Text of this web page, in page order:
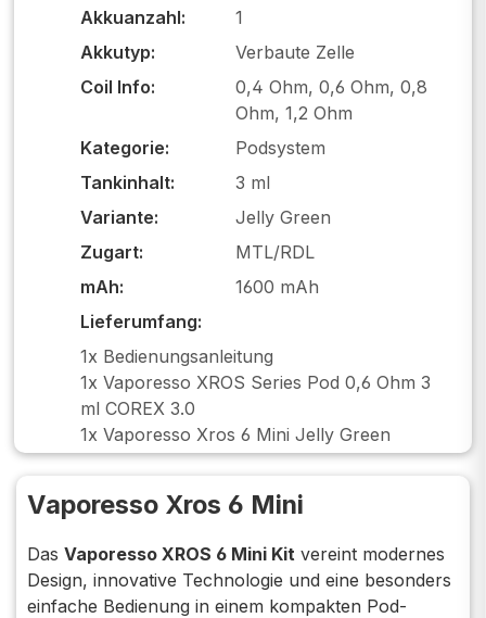
Akkuanzahl:
1
Akkutyp:
Verbaute Zelle
Coil Info:
0,4 Ohm, 0,6 Ohm, 0,8
Ohm, 1,2 Ohm
Kategorie:
Podsystem
Tankinhalt:
3 ml
Variante:
Jelly Green
Zugart:
MTL/RDL
mAh:
1600 mAh
Lieferumfang:
1x Bedienungsanleitung
1x Vaporesso XROS Series Pod 0,6 Ohm 3
ml COREX 3.0
1x Vaporesso Xros 6 Mini Jelly Green
Vaporesso Xros 6 Mini
Das Vaporesso XROS 6 Mini Kit vereint modernes
Design, innovative Technologie und eine besonders
einfache Bedienung in einem kompakten Pod-